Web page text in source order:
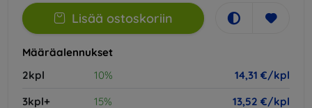
Lisää ostoskoriin
Määräalennukset
2kpl
10%
14,31 €/kpl
3kpl+
15% 13,52 €/kpl